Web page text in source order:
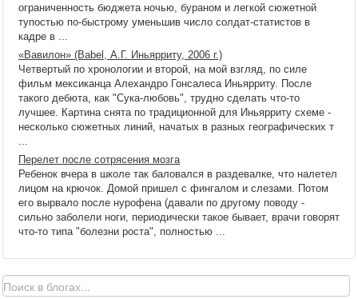
ограниченность бюджета ночью, бураном и легкой сюжетной
тупостью по-быстрому уменьшив число солдат-статистов в
кадре в ...
«Вавилон» (Babel, А.Г. Иньярриту, 2006 г.)
Четвертый по хронологии и второй, на мой взгляд, по силе
фильм мексиканца Алехандро Гонсалеса Иньярриту. После
такого дебюта, как "Сука-любовь", трудно сделать что-то
лучшее. Картина снята по традиционной для Иньярриту схеме -
несколько сюжетных линий, начатых в разных географических т
...
Перелет после сотрясения мозга
Ребенок вчера в школе так баловался в раздевалке, что налетел
лицом на крючок. Домой пришел с фингалом и слезами. Потом
его вырвало после нурофена (давали по другому поводу -
сильно заболели ноги, периодически такое бывает, врачи говорят
что-то типа "болезни роста", полностью ...